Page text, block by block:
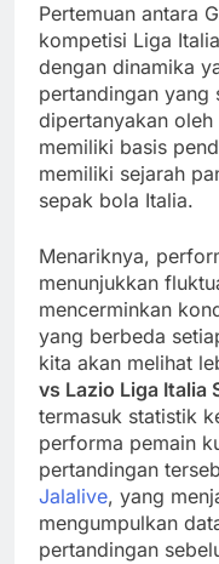
Pertemuan antara
kompetisi Liga
dengan dinamika
pertandingan yang
dipertanyakan
memiliki basis
memiliki sejarah
sepak bola Italia.
Menariknya,
menunjukkan
mencerminkan
yang berbeda
kita akan melihat
vs Lazio Liga Italia
termasuk statistik
performa pemain
pertandingan
Jalalive, yang
mengumpulkan
pertandingan